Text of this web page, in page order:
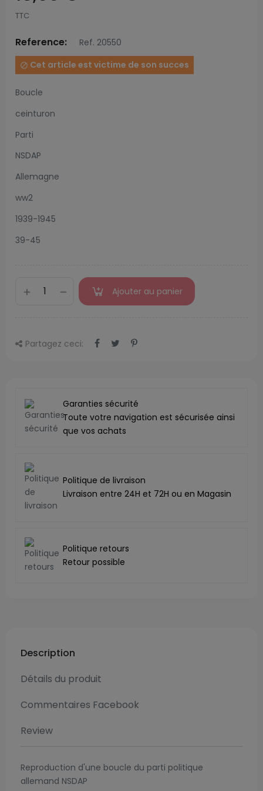
TTC
Reference: Ref. 20550
 Cet article est victime de son succes
Boucle
ceinturon
Parti
NSDAP
Allemagne
ww2
1939-1945
39-45
Ajouter au panier
Partagez ceci:
Garanties sécurité
Toute votre navigation est sécurisée ainsi
que vos achats
Politique de livraison
Livraison entre 24H et 72H ou en Magasin
Politique retours
Retour possible
Description
Détails du produit
Commentaires Facebook
Review
Reproduction d'une boucle du parti politique
allemand NSDAP